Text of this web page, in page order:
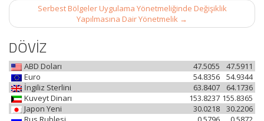
Serbest Bölgeler Uygulama Yönetmeliğinde Değişiklik
Yapılmasına Dair Yönetmelik →
DÖVİZ
ABD Doları 47.5911
47.5055
Euro
54.9344
54.8356
İngiliz Sterlini
64.1736
63.8407
Kuveyt Dinarı
155.8365
153.8237
Japon Yeni
30.2206
30.0218